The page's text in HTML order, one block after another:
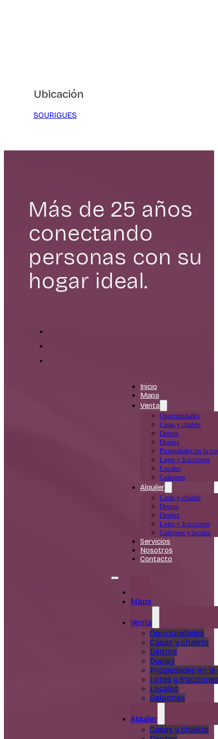
Ubicación
SOURIGUES
Más de 25 años
conectando
personas con su
hogar ideal.
Inicio
Mapa
Venta
Oportunidades
Casas y chalets
Deptos
Duplex
Propiedades en la
Lotes y fracciones
Locales
Galpones
Alquiler
Casas y chalets
Deptos
Duplex
Lotes y fracciones
Galpones y locales
Servicios
Nosotros
Contacto
Mapa
Venta
Oportunidades
Casas y chalets
Deptos
Duplex
Propiedades en
Lotes y
Locales
Galpones
Alquiler
Casas y chalets